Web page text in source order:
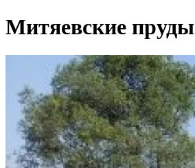
Митяевские пруды